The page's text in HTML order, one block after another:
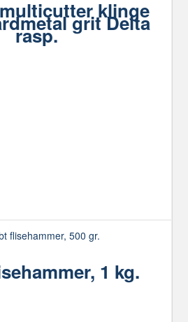
klinge
grit Delta
rasp.
1 kg.